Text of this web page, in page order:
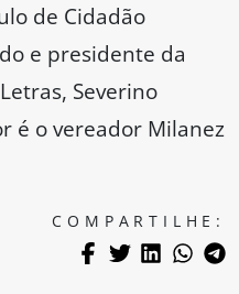
de Cidadão
e presidente da
Severino
é o vereador Milanez
COMPARTILHE: